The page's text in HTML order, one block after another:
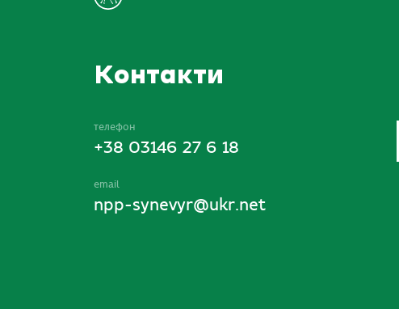
Контакти
телефон
+38 03146 27 6 18
email
npp-synevyr@ukr.net